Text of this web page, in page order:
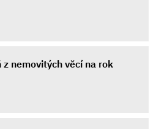
nemovitých věcí na rok